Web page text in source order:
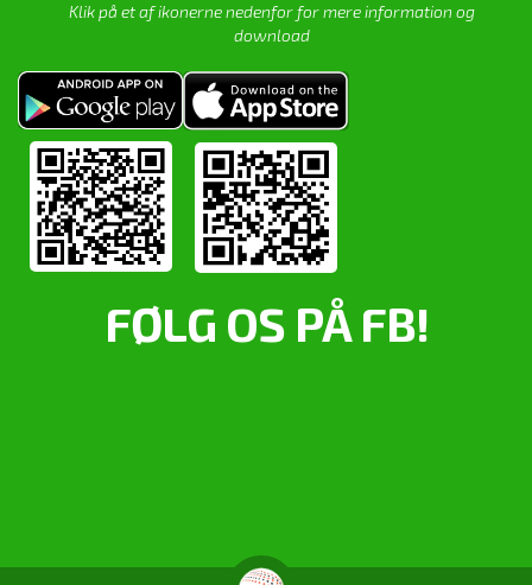
Klik på et af ikonerne nedenfor for mere information og
download
FØLG OS PÅ FB!